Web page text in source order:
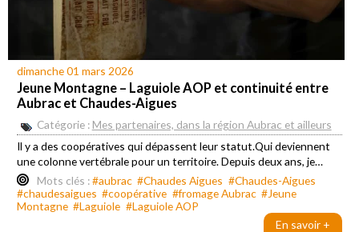
dimanche 01 mars 2026
Jeune Montagne – Laguiole AOP et continuité entre
Aubrac et Chaudes-Aigues
Catégorie : Mes partenaires, dans la région Aubrac et ailleurs
Il y a des coopératives qui dépassent leur statut.Qui deviennent
une colonne vertébrale pour un territoire. Depuis deux ans, je…
Mots clés :#aubrac #Chaudes Aigues #Chaudes-Aigues
#chaudesaigues #coopérative #fromage Aubrac #Jeune
Montagne #Laguiole #Laguiole AOP
En savoir +